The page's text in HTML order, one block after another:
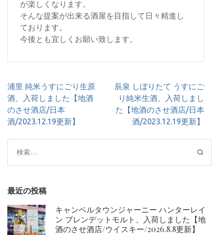
が楽しくなります。
そんな提案が出来る酒屋を目指して日々精進し
ております。
今後とも宜しくお願い致します。
投
稿
ナ
ビ
シ
ョ
浦里 純米うすにごり生原
酒、入荷しました【地酒
のさせ酒店/日本
酒/2023.12.19更新】
辰泉 しぼりたて うすにご
り純米生酒、入荷しまし
た【地酒のさせ酒店/日本
酒/2023.12.19更新】
検
索:
最近の投稿
キャンベルタウンジャーニー ハンターレイ
ン ブレンデットモルト、入荷しました【地
酒のさせ酒店/ウイスキー/2026.8.8更新】